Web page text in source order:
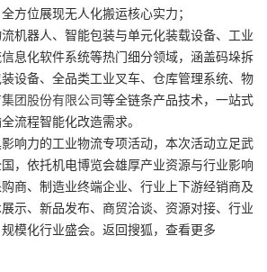
方位展现无人化搬运核心实力；
器人、智能包装与单元化装载设备、工业
息化软件系统等热门细分领域，涵盖码垛拆
设备、全品类工业叉车、仓库管理系统、物
团股份有限公司等全链条产品技术，一站式
流程智能化改造需求。
力的工业物流专项活动，本次活动立足武
，依托机电博览会雄厚产业资源与行业影响
商、制造业终端企业、行业上下游经销商及
示、新品发布、商贸洽谈、资源对接、行业
模化行业盛会。返回搜狐，查看更多